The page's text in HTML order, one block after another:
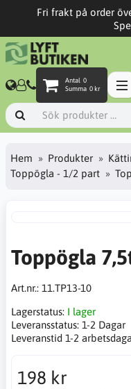
Fri frakt på order
Antal 0
Summa 0 kr
Hem Produkter
Toppögla - 1/2 part
Toppögla
Art.nr.: 11.TP13-10
Lagerstatus: I lager
Leveransstatus: 1-2 Dagar
Leveranstid 1-2
198 kr